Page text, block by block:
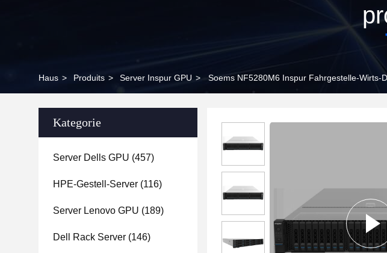
Haus > Produits > Server Inspur GPU > Soems NF5280M6 Inspur Fahrgestelle-Wirts-
Kategorie
Server Dells GPU (457)
HPE-Gestell-Server (116)
Server Lenovo GPU (189)
Dell Rack Server (146)